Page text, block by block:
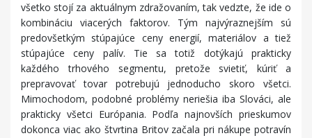
všetko stojí za aktuálnym zdražovaním, tak vedzte, že ide o
kombináciu viacerých faktorov. Tým najvýraznejším sú
predovšetkým stúpajúce ceny energií, materiálov a tiež
stúpajúce ceny palív. Tie sa totiž dotýkajú prakticky
každého trhového segmentu, pretože svietiť, kúriť a
prepravovať tovar potrebujú jednoducho skoro všetci.
Mimochodom, podobné problémy neriešia iba Slováci, ale
prakticky všetci Európania. Podľa najnovších prieskumov
dokonca viac ako štvrtina Britov začala pri nákupe potravín